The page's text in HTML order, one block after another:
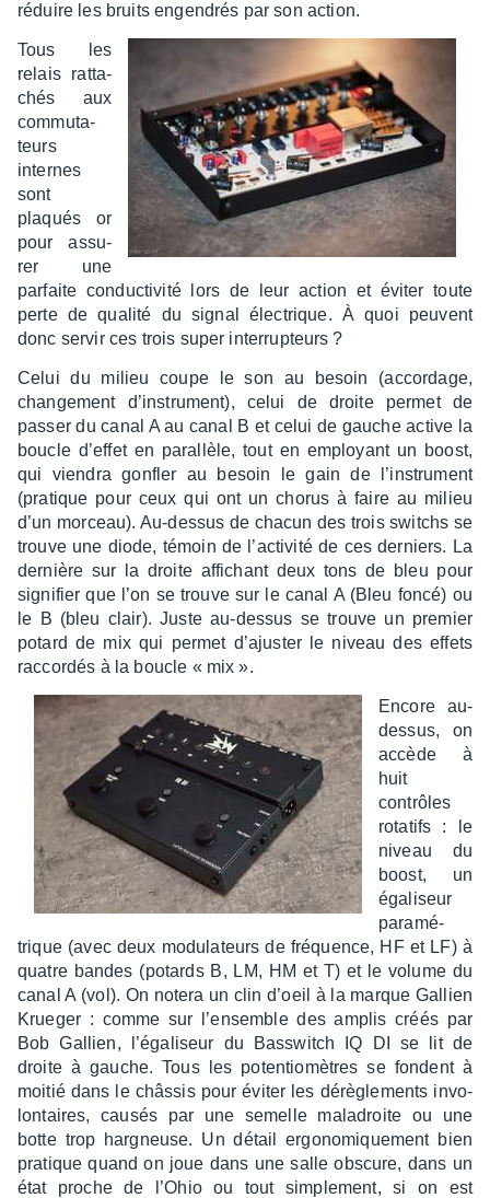
réduire les bruits engen­drés par son action.
Tous les
relais ratta­
chés aux
commu­ta­
teurs
internes
sont
plaqués or
pour assu­
rer une
parfaite conduc­ti­vité lors de leur action et éviter toute
perte de qualité du signal élec­trique. À quoi peuvent
donc servir ces trois super inter­rup­teurs ?
Celui du milieu coupe le son au besoin (accor­dage,
chan­ge­ment d’ins­tru­ment), celui de droite permet de
passer du canal A au canal B et celui de gauche active la
boucle d’ef­fet en paral­lèle, tout en employant un boost,
qui vien­dra gonfler au besoin le gain de l’ins­tru­ment
(pratique pour ceux qui ont un chorus à faire au milieu
d’un morceau). Au-dessus de chacun des trois switchs se
trouve une diode, témoin de l’ac­ti­vité de ces derniers. La
dernière sur la droite affi­chant deux tons de bleu pour
signi­fier que l’on se trouve sur le canal A (Bleu foncé) ou
le B (bleu clair). Juste au-dessus se trouve un premier
potard de mix qui permet d’ajus­ter le niveau des effets
raccor­dés à la boucle « mix ».
Encore au-
dessus, on
accède à
huit
contrôles
rota­tifs : le
niveau du
boost, un
égali­seur
para­mé­
trique (avec deux modu­la­teurs de fréquence, HF et LF) à
quatre bandes (potards B, LM, HM et T) et le volume du
canal A (vol). On notera un clin d’oeil à la marque Gallien
Krue­ger : comme sur l’en­semble des amplis créés par
Bob Gallien, l’éga­li­seur du Bass­witch IQ DI se lit de
droite à gauche. Tous les poten­tio­mètres se fondent à
moitié dans le châs­sis pour éviter les dérè­gle­ments invo­
lon­taires, causés par une semelle maladroite ou une
botte trop hargneuse. Un détail ergo­no­mique­ment bien
pratique quand on joue dans une salle obscure, dans un
état proche de l’Ohio ou tout simple­ment, si on est